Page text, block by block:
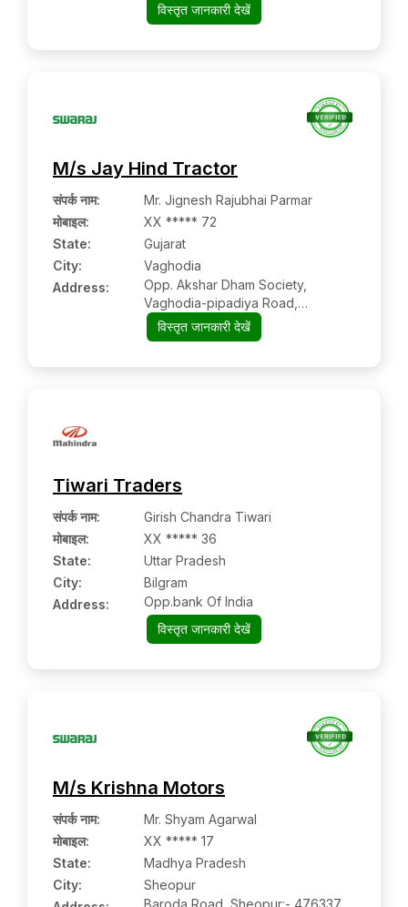
विस्तृत जानकारी देखें
M/s Jay Hind Tractor
संपर्क नाम:
Mr. Jignesh Rajubhai Parmar
मोबाइल:
XX ***** 72
State:
Gujarat
City:
Vaghodia
Address:
Opp. Akshar Dham Society,
Vaghodia-pipadiya Road,
Vaghodia:- 391760, Vadodara,
Gujarat
विस्तृत जानकारी देखें
Tiwari Traders
संपर्क नाम:
Girish Chandra Tiwari
मोबाइल:
XX ***** 36
State:
Uttar Pradesh
City:
Bilgram
Address:
Opp.bank Of India
विस्तृत जानकारी देखें
M/s Krishna Motors
संपर्क नाम:
Mr. Shyam Agarwal
मोबाइल:
XX ***** 17
State:
Madhya Pradesh
City:
Sheopur
Baroda Road, Sheopur:- 476337,